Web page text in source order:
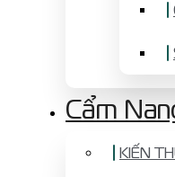
Cẩm
KIẾN